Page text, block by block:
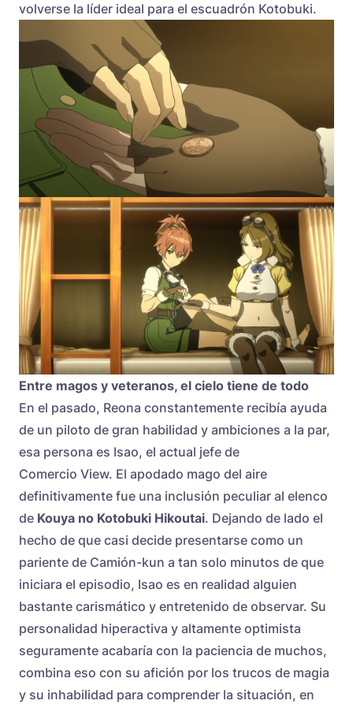
volverse la líder ideal para el escuadrón Kotobuki.
Entre magos y veteranos, el cielo tiene de todo
En el pasado, Reona constantemente recibía ayuda
de un piloto de gran habilidad y ambiciones a la par,
esa persona es Isao, el actual jefe de
Comercio View. El apodado mago del aire
definitivamente fue una inclusión peculiar al elenco
de Kouya no Kotobuki Hikoutai. Dejando de lado el
hecho de que casi decide presentarse como un
pariente de Camión-kun a tan solo minutos de que
iniciara el episodio, Isao es en realidad alguien
bastante carismático y entretenido de observar. Su
personalidad hiperactiva y altamente optimista
seguramente acabaría con la paciencia de muchos,
combina eso con su afición por los trucos de magia
y su inhabilidad para comprender la situación, en